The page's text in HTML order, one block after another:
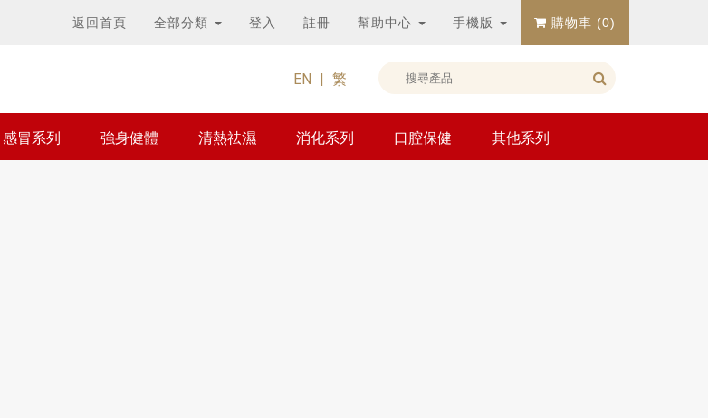
返回首頁 全部分類 登入 註冊 幫助中心 手機版 購物車 (0)
EN | 繁
感冒系列 強身健體 清熱祛濕 消化系列 口腔保健 其他系列